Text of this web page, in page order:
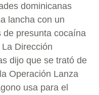
dominicanas
lancha con un
presunta cocaína
Dirección
dijo que se trató de
Operación Lanza
usa para el